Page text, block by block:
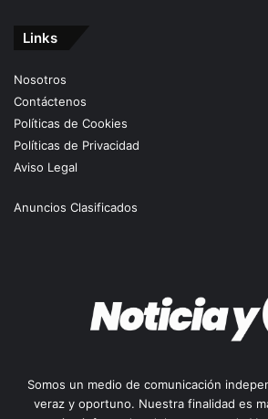
Links
Nosotros
Contáctenos
Políticas de Cookies
Políticas de Privacidad
Aviso Legal
Anuncios Clasificados
Somos un medio de comunicación
veraz y oportuno. Nuestra finalidad es